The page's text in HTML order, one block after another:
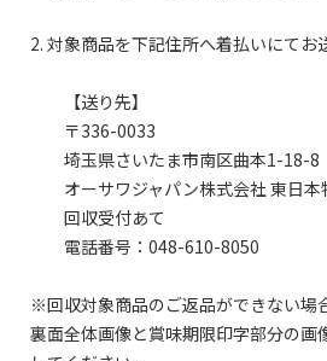
2. 対象商品を下記住所へ着払いにてお
【送り先】
〒336-0033
埼玉県さいたま市南区曲本1-18-8
オーサワジャパン株式会社 東日本
回収受付あて
電話番号：048-610-8050
※回収対象商品のご返品ができない場
裏面全体画像と賞味期限印字部分の画